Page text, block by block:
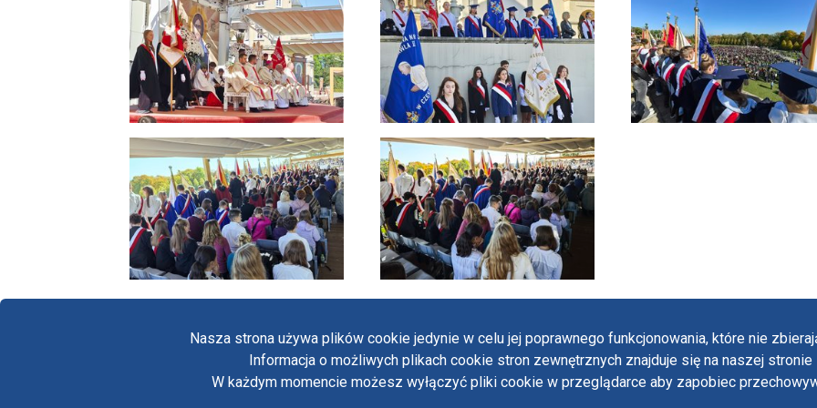
Nasza strona używa plików cookie jedynie w celu jej poprawnego funkcjonowania, które nie
Informacja o możliwych plikach cookie stron zewnętrznych znajduje się na naszej
W każdym momencie możesz wyłączyć pliki cookie w przeglądarce aby zapobiec
Copyright © Biuro Prasowe Jasnej Góry 2026/ designed by:ordigital.pl